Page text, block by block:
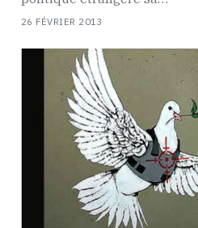
26 FÉVRIER 2013